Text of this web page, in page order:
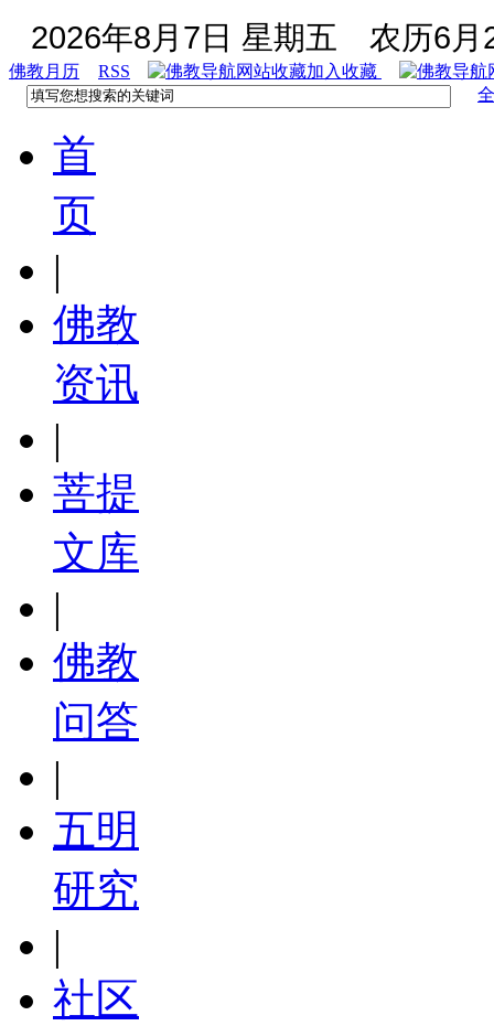
2026年8月7日 星期五 农历6月
佛教月历 RSS
加入收藏
首
页
|
佛教
资讯
|
菩提
文库
|
佛教
问答
|
五明
研究
|
社区